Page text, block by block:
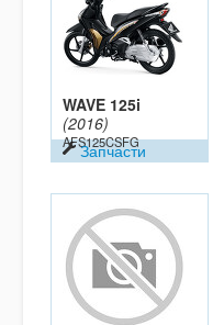
WAVE 125i
(2016)
AFS125CSFG
Запчасти